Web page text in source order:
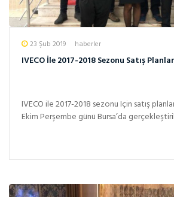
23 Şub 2019 haberler
IVECO İle 2017-2018 Sezonu Satış
IVECO ile 2017-2018 sezonu Için satış
Ekim Perşembe günü Bursa’da